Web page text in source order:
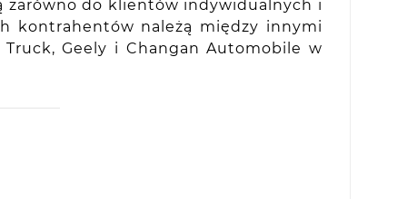
zarówno do klientów indywidualnych i
kontrahentów należą między innymi
Truck, Geely i Changan Automobile w